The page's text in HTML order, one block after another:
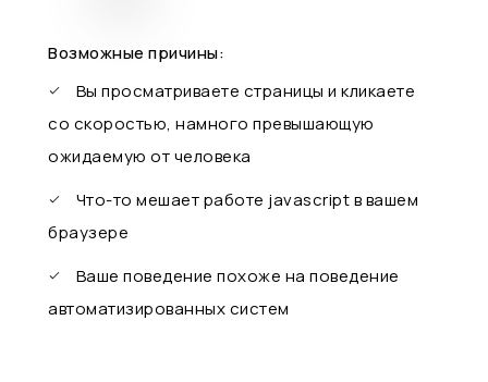
Возможные причины:
Вы просматриваете страницы и кликаете
со скоростью, намного превышающую
ожидаемую от человека
Что-то мешает работе javascript в вашем
браузере
Ваше поведение похоже на поведение
автоматизированных систем